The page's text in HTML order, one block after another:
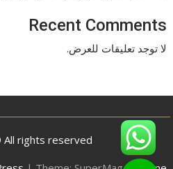
Recent Comments
لا توجد تعليقات للعرض.
rights reserved